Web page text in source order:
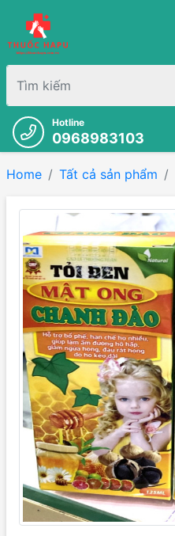
Hotline
0968983103
Home Tất cả sản phẩm